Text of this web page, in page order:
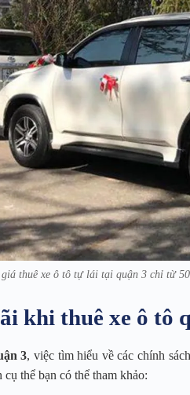
thuê xe ô tô tự lái tại quận 3 chỉ từ
khi thuê xe ô tô
3, việc tìm hiểu về các chính
thể bạn có thể tham khảo: